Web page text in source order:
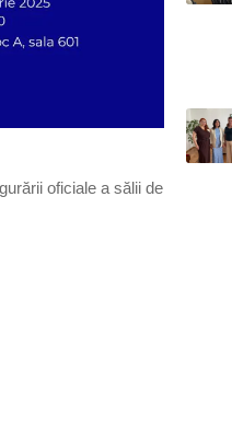
oficiale a sălii de